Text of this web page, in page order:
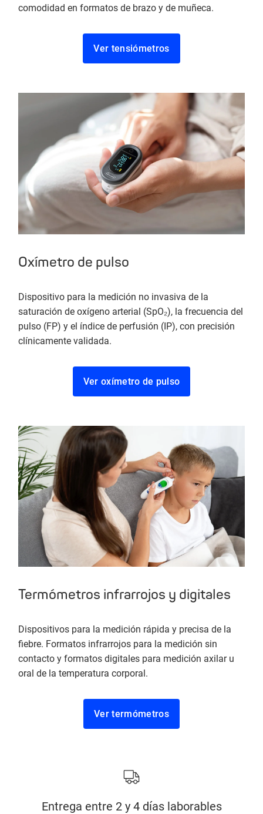
comodidad en formatos de brazo y de muñeca.
Ver tensiómetros
Oxímetro de pulso
Dispositivo para la medición no invasiva de la
saturación de oxígeno arterial (SpO₂), la frecuencia del
pulso (FP) y el índice de perfusión (IP), con precisión
clínicamente validada.
Ver oxímetro de pulso
Termómetros infrarrojos y digitales
Dispositivos para la medición rápida y precisa de la
fiebre. Formatos infrarrojos para la medición sin
contacto y formatos digitales para medición axilar u
oral de la temperatura corporal.
Ver termómetros
Entrega entre 2 y 4 días laborables